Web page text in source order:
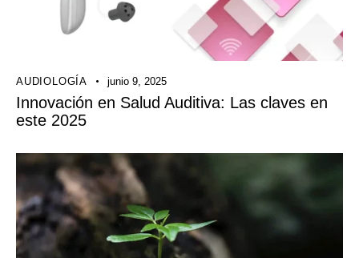
AUDIOLOGÍA junio 9, 2025
Innovación en Salud Auditiva: Las claves en
este 2025